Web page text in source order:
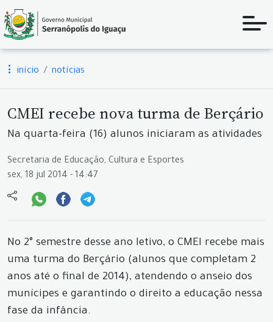
início notícias
CMEI recebe nova turma de Berçário
Na quarta-feira (16) alunos iniciaram as atividades
Secretaria de Educação, Cultura e Esportes
sex, 18 jul 2014 - 14:47
No 2° semestre desse ano letivo, o CMEI recebe mais
uma turma do Berçário (alunos que completam 2
anos até o final de 2014), atendendo o anseio dos
munícipes e garantindo o direito a educação nessa
fase da infância.